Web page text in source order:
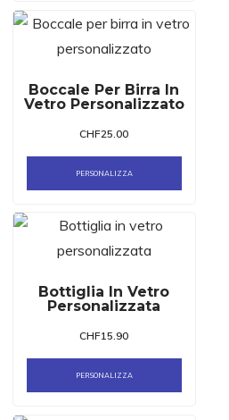
Boccale Per Birra In
Vetro Personalizzato
CHF25.00
PERSONALIZZA
Bottiglia In Vetro
Personalizzata
CHF15.90
PERSONALIZZA